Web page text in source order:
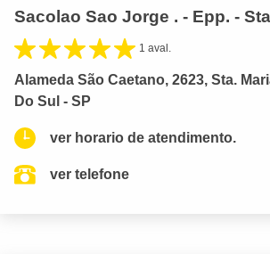
Sacolao Sao Jorge . - Epp. -
1 aval.
Alameda São Caetano, 2623, Sta.
Do Sul - SP
ver horario de atendimento.
ver telefone